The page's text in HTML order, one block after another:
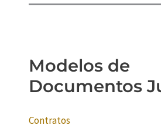
Modelos de
Documentos
Contratos